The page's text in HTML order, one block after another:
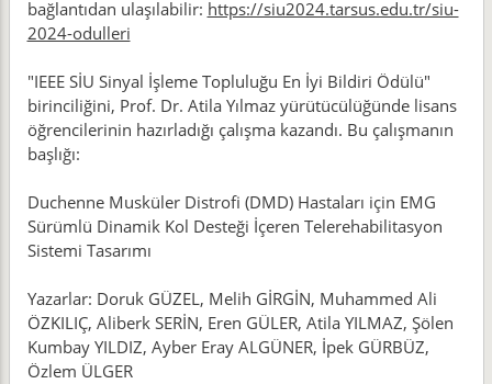
bağlantıdan ulaşılabilir: https://siu2024.tarsus.edu.tr/siu-
2024-odulleri
"IEEE SİU Sinyal İşleme Topluluğu En İyi Bildiri Ödülü"
birinciliğini, Prof. Dr. Atila Yılmaz yürütücülüğünde lisans
öğrencilerinin hazırladığı çalışma kazandı. Bu çalışmanın
başlığı:
Duchenne Musküler Distrofi (DMD) Hastaları için EMG
Sürümlü Dinamik Kol Desteği İçeren Telerehabilitasyon
Sistemi Tasarımı
Yazarlar: Doruk GÜZEL, Melih GİRGİN, Muhammed Ali
ÖZKILIÇ, Aliberk SERİN, Eren GÜLER, Atila YILMAZ, Şölen
Kumbay YILDIZ, Ayber Eray ALGÜNER, İpek GÜRBÜZ,
Özlem ÜLGER